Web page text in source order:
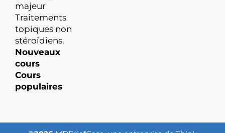
majeur
Traitements
topiques non
stéroïdiens.
Nouveaux
cours
Cours
populaires